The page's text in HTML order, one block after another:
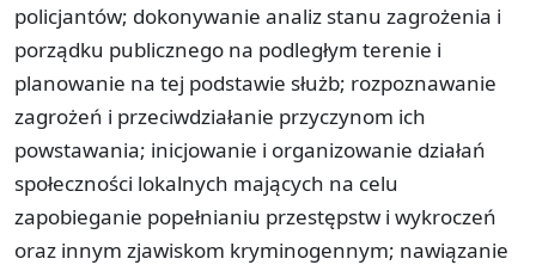
policjantów; dokonywanie analiz stanu zagrożenia i
porządku publicznego na podległym terenie i
planowanie na tej podstawie służb; rozpoznawanie
zagrożeń i przeciwdziałanie przyczynom ich
powstawania; inicjowanie i organizowanie działań
społeczności lokalnych mających na celu
zapobieganie popełnianiu przestępstw i wykroczeń
oraz innym zjawiskom kryminogennym; nawiązanie